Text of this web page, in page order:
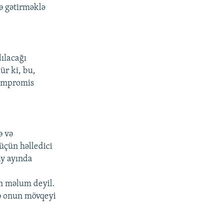
gətirməklə
ki, bu,
və
həlledici
ayında
məlum deyil.
onun mövqeyi